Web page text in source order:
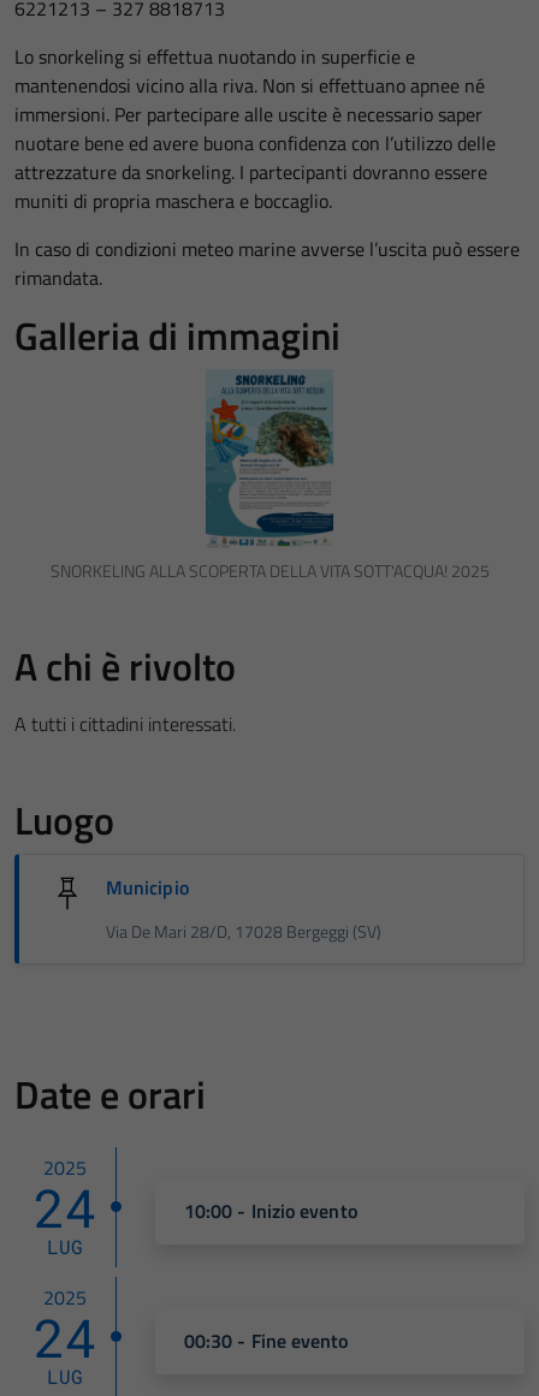
6221213 – 327 8818713
Lo snorkeling si effettua nuotando in superficie e
mantenendosi vicino alla riva. Non si effettuano apnee né
immersioni. Per partecipare alle uscite è necessario saper
nuotare bene ed avere buona confidenza con l’utilizzo delle
attrezzature da snorkeling. I partecipanti dovranno essere
muniti di propria maschera e boccaglio.
In caso di condizioni meteo marine avverse l’uscita può essere
rimandata.
Galleria di immagini
SNORKELING ALLA SCOPERTA DELLA VITA SOTT'ACQUA! 2025
A chi è rivolto
A tutti i cittadini interessati.
Luogo
Municipio
Via De Mari 28/D, 17028 Bergeggi (SV)
Date e orari
2025
24
LUG
10:00 - Inizio evento
2025
24
LUG
00:30 - Fine evento